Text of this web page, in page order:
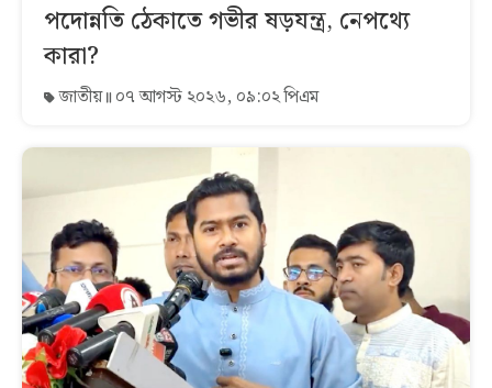
পদোন্নতি ঠেকাতে গভীর ষড়যন্ত্র, নেপথ্যে
কারা?
জাতীয় ০৭ আগস্ট ২০২৬, ০৯:০২ পিএম